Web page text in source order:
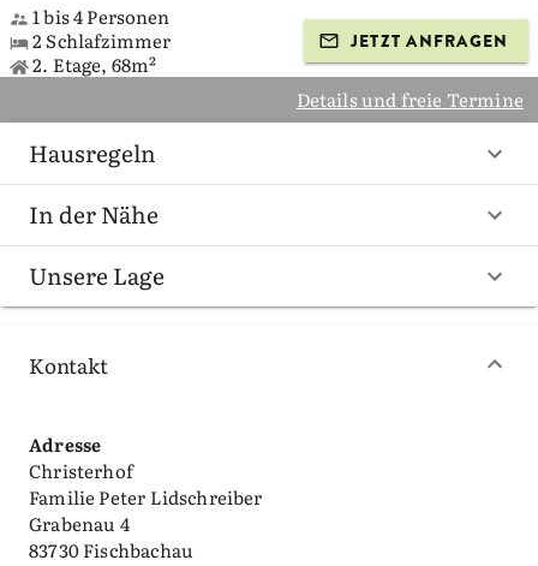
1 bis 4 Personen
2 Schlafzimmer
2. Etage, 68m²
JETZT ANFRAGEN
Details und freie Termine
Hausregeln
In der Nähe
Unsere Lage
Kontakt
Adresse
Christerhof
Familie Peter Lidschreiber
Grabenau 4
83730 Fischbachau